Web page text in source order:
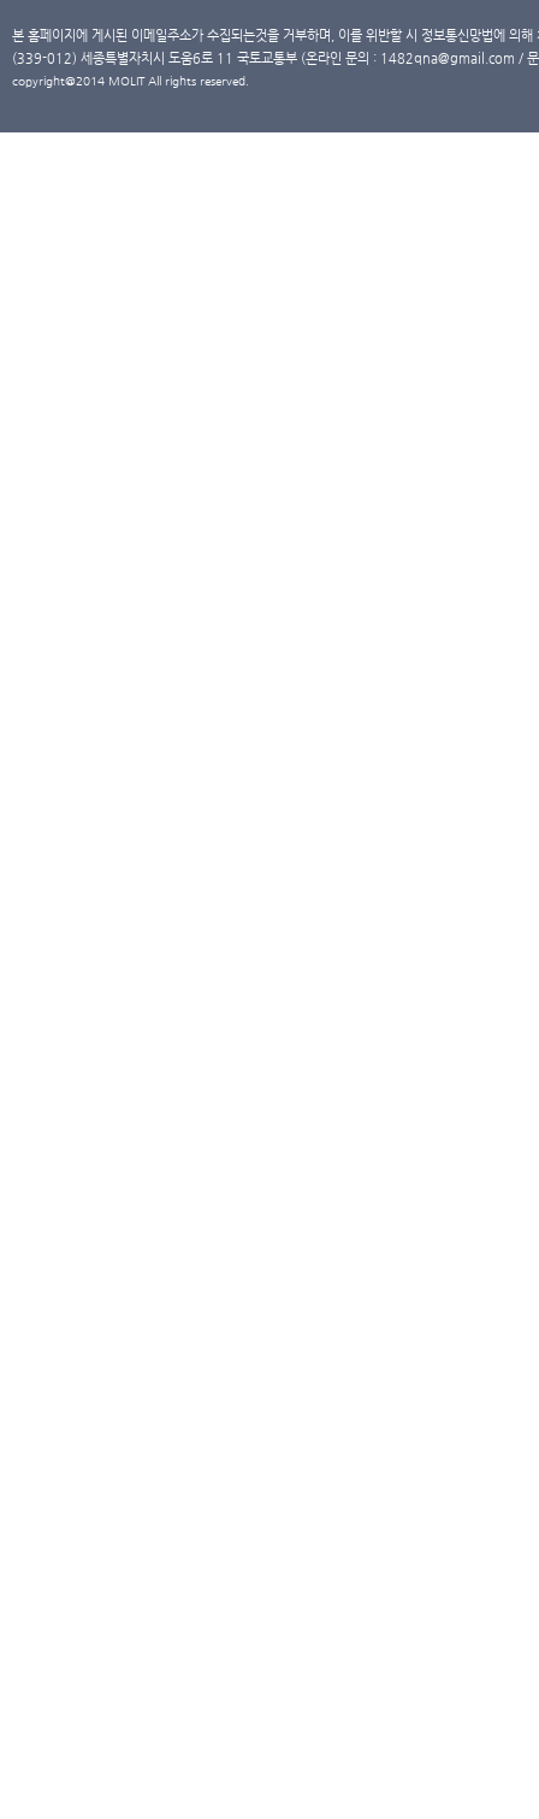
본 홈페이지에 게시된 이메일주소가 수집되는것을 거부하며, 이를 위반할 시 정보통신망법에 의
(339-012) 세종특별자치시 도움6로 11 국토교통부 (온라인 문의 : 1482qna@gmail.com /
copyright@2014 MOLIT All rights reserved.